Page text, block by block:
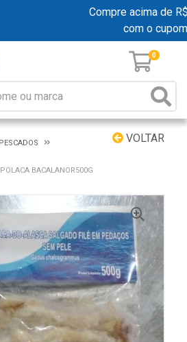
Compre acima de
com o cupom
0
VOLTAR
BACALANOR500G